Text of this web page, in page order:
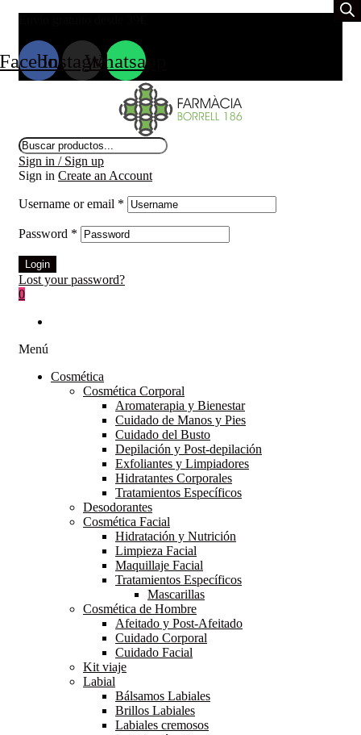
Instagram
Whatsapp
Búsqueda
de
productos
Sign in / Sign up
Sign in Create an Account
Username or email *
Password *
Login
Lost your password?
0
Menú
Cosmética
Cosmética Corporal
Aromaterapia y Bienestar
Cuidado de Manos y Pies
Cuidado del Busto
Depilación y Post-depilación
Exfoliantes y Limpiadores
Hidratantes Corporales
Tratamientos Específicos
Desodorantes
Cosmética Facial
Hidratación y Nutrición
Limpieza Facial
Maquillaje Facial
Tratamientos Específicos
Mascarillas
Cosmética de Hombre
Afeitado y Post-Afeitado
Cuidado Corporal
Cuidado Facial
Kit viaje
Labial
Bálsamos Labiales
Brillos Labiales
Labiales cremosos